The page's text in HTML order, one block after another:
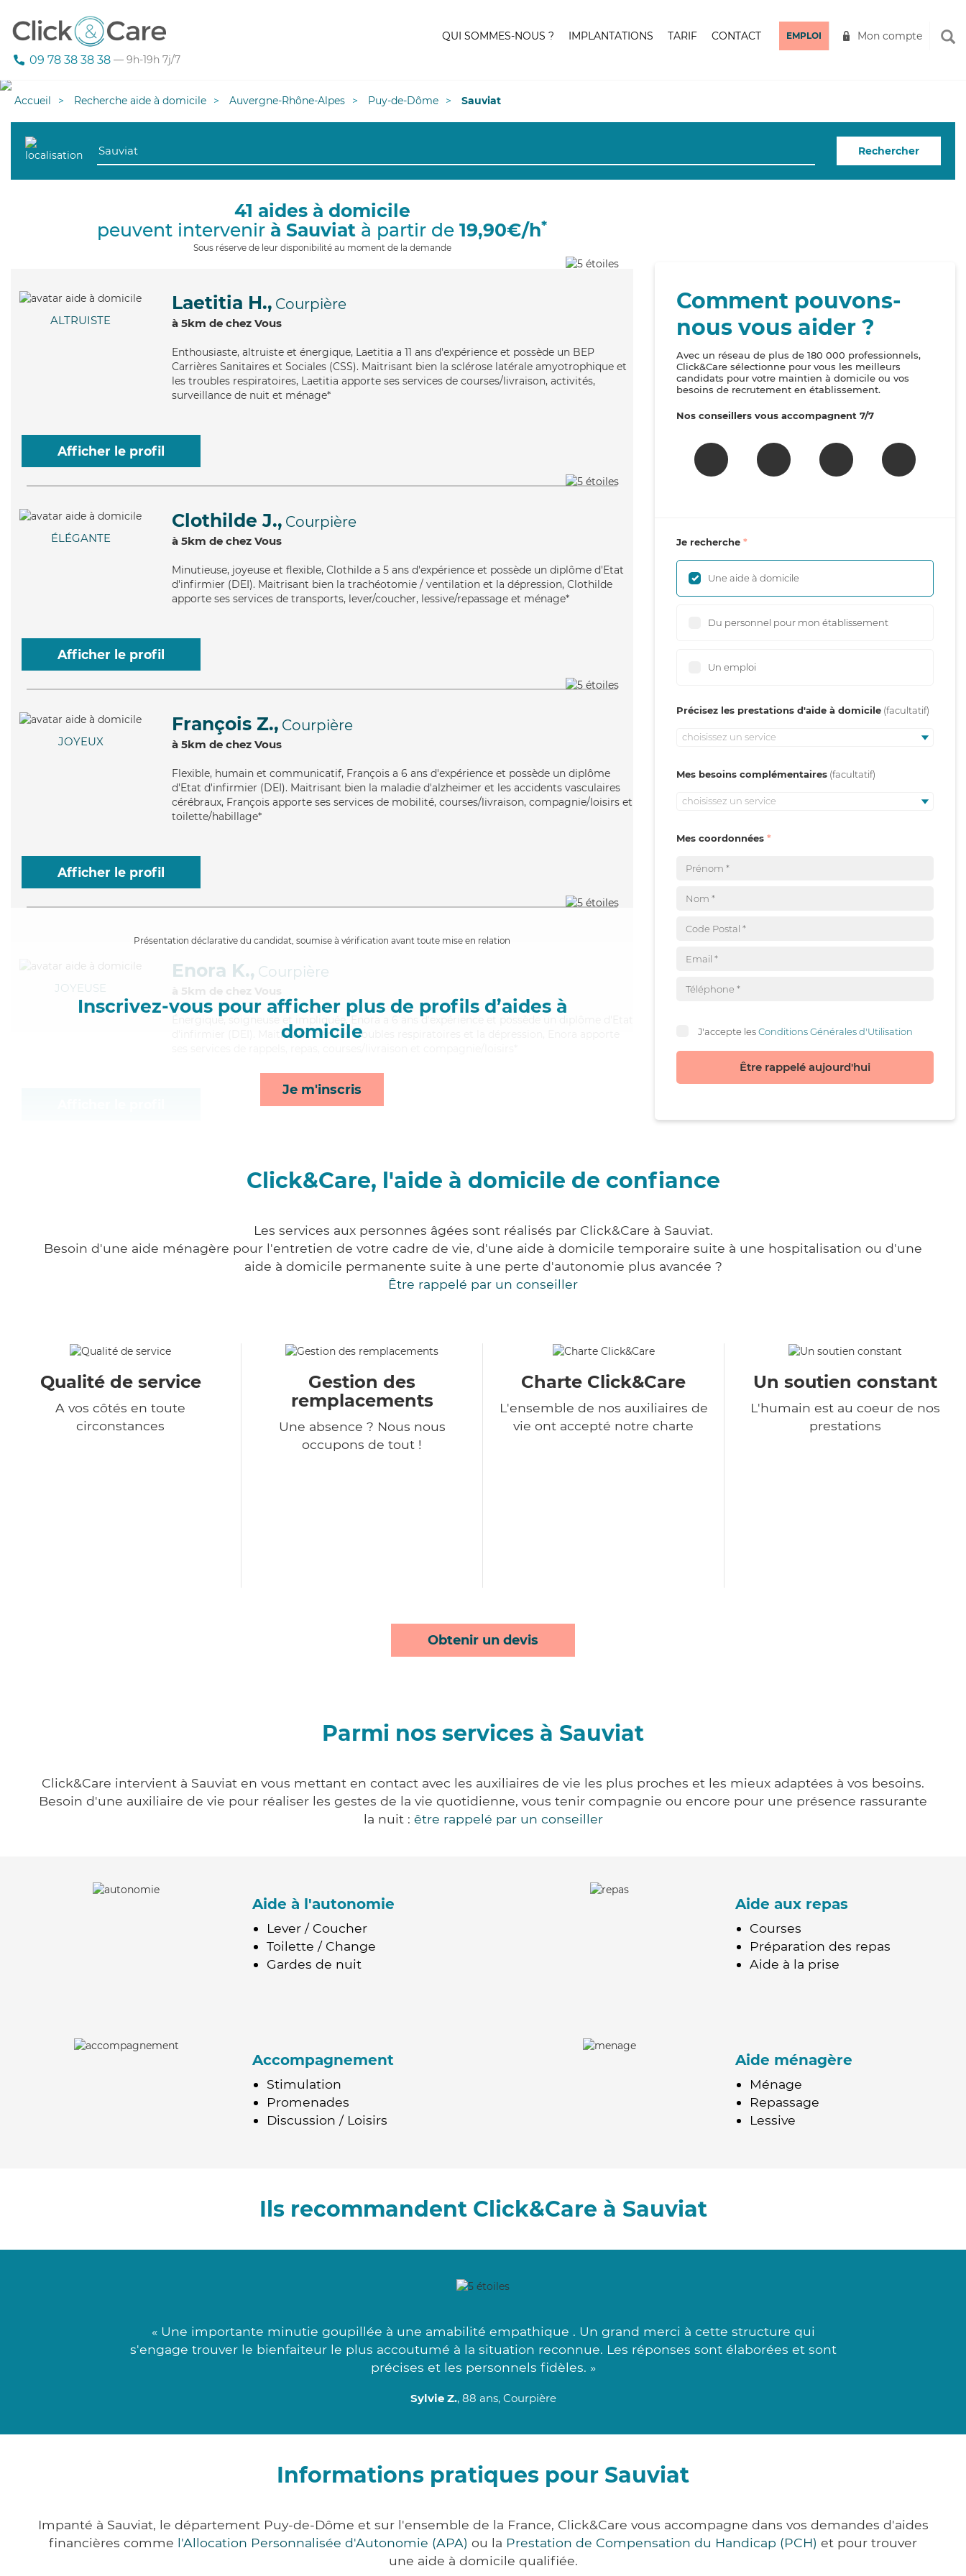
09 78 38 38 38 — 9h-19h 7j/7
QUI SOMMES-NOUS ? IMPLANTATIONS TARIF CONTACT EMPLOI Mon compte
Accueil Recherche aide à domicile Auvergne-Rhône-Alpes Puy-de-Dôme Sauviat
Rechercher
41 aides à domicile
peuvent intervenir à Sauviat à partir de 19,90€/h*
Sous réserve de leur disponibilité au moment de la demande
ALTRUISTE
Laetitia H., Courpière
à 5km de chez Vous
Enthousiaste, altruiste et énergique, Laetitia a 11 ans d'expérience et possède un BEP
Carrières Sanitaires et Sociales (CSS). Maitrisant bien la sclérose latérale amyotrophique et
les troubles respiratoires, Laetitia apporte ses services de courses/livraison, activités,
surveillance de nuit et ménage*
Afficher le profil
ÉLÉGANTE
Clothilde J., Courpière
à 5km de chez Vous
Minutieuse, joyeuse et flexible, Clothilde a 5 ans d'expérience et possède un diplôme d'Etat
d'infirmier (DEI). Maitrisant bien la trachéotomie / ventilation et la dépression, Clothilde
apporte ses services de transports, lever/coucher, lessive/repassage et ménage*
Afficher le profil
JOYEUX
François Z., Courpière
à 5km de chez Vous
Flexible, humain et communicatif, François a 6 ans d'expérience et possède un diplôme
d'Etat d'infirmier (DEI). Maitrisant bien la maladie d'alzheimer et les accidents vasculaires
cérébraux, François apporte ses services de mobilité, courses/livraison, compagnie/loisirs et
toilette/habillage*
Afficher le profil
Présentation déclarative du candidat, soumise à vérification avant toute mise en relation
Inscrivez-vous pour afficher plus de profils d’aides à
domicile
Je m'inscris
JOYEUSE
Enora K., Courpière
à 5km de chez Vous
Énergique
, soigneuse et impliquée, Enora a 6 ans d'expérience et possède un diplôme d'Etat
d'infirmier (DEI). Maitrisant bien les troubles respiratoires et la dépression, Enora apporte
Comment pouvons-
nous vous aider ?
Avec un réseau de plus de 180 000 professionnels,
Click&Care sélectionne pour vous les meilleurs
candidats pour votre maintien à domicile ou vos
besoins de recrutement en établissement.
Nos conseillers vous accompagnent 7/7
Je recherche
Une aide à domicile
Du personnel pour mon établissement
Un emploi
Précisez les prestations d'aide à domicile
choisissez un service
Mes besoins complémentaires
choisissez un service
Mes coordonnées
J'accepte lesConditions Générales d'Utilisation
Être rappelé aujourd'hui
Click&Care, l'aide à domicile de confiance
Les services aux personnes âgées sont réalisés par Click&Care à Sauviat.
Besoin d'une aide ménagère pour l'entretien de votre cadre de vie, d'une aide à domicile temporaire suite à une hospitalisation ou d'une
aide à domicile permanente suite à une perte d'autonomie plus avancée ?
Être rappelé par un conseiller
Qualité de service
A vos côtés en toute
circonstances
Gestion des
remplacements
Une absence ? Nous nous
occupons de tout !
Charte Click&Care
L'ensemble de nos auxiliaires de
vie ont accepté notre charte
Un soutien constant
L'humain est au coeur de nos
prestations
Obtenir un devis
Parmi nos services à Sauviat
Click&Care intervient à Sauviat en vous mettant en contact avec les auxiliaires de vie les plus proches et les mieux adaptées à vos besoins.
Besoin d'une auxiliaire de vie pour réaliser les gestes de la vie quotidienne, vous tenir compagnie ou encore pour une présence rassurante
la nuit : être rappelé par un conseiller
Aide à l'autonomie
Lever / Coucher
Toilette / Change
Gardes de nuit
Aide aux repas
Courses
Préparation des repas
Aide à la prise
Accompagnement
Stimulation
Promenades
Discussion / Loisirs
Aide ménagère
Ménage
Repassage
Lessive
Ils recommandent Click&Care à Sauviat
« Une importante minutie goupillée à une amabilité empathique . Un grand merci à cette structure qui
s'engage trouver le bienfaiteur le plus accoutumé à la situation reconnue. Les réponses sont élaborées et sont
précises et les personnels fidèles. »
Sylvie Z., 88 ans, Courpière
Informations pratiques pour Sauviat
Impanté à Sauviat, le département Puy-de-Dôme et sur l'ensemble de la France, Click&Care vous accompagne dans vos demandes d'aides
financières comme l'Allocation Personnalisée d'Autonomie (APA) ou la Prestation de Compensation du Handicap (PCH) et pour trouver
une aide à domicile qualifiée.